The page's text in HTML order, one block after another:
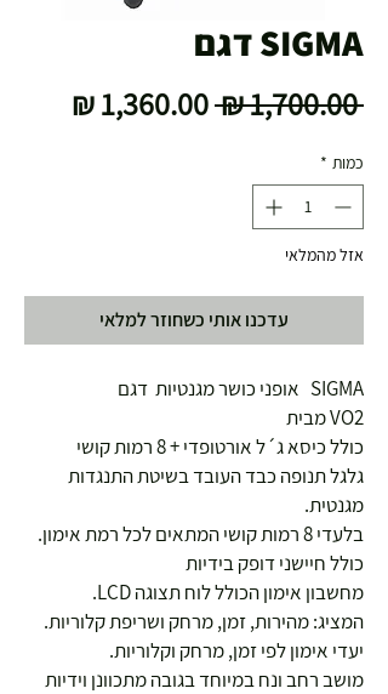
SIGMA דגם
‏1,700.00 ‏₪
מחיר
כמות *
אזל מהמלאי
עדכנו אותי כשחוזר למלאי
SIGMA   אופני כושר מגנטיות  דגם
VO2 מבית
כולל כיסא ג´ל אורטופדי + 8 רמות קושי
מגנטית.
בלעדי 8 רמות קושי המתאים לכל רמת אימון.
כולל חיישני דופק בידיות
מחשבון אימון הכולל לוח תצוגה LCD.
המציג: מהירות, זמן, מרחק ושריפת קלוריות.
יעדי אימון לפי זמן, מרחק וקלוריות.